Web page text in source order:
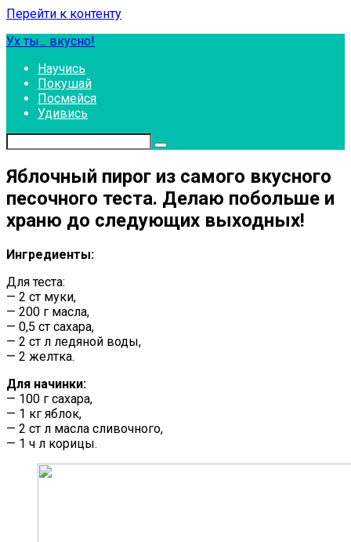
Перейти к контенту
Ух ты... вкусно!
Научись
Покушай
Посмейся
Удивись
Яблочный пирог из самого вкусного
песочного теста. Делаю побольше и
храню до следующих выходных!
Ингредиенты:
Для теста:
— 2 ст муки,
— 200 г масла,
— 0,5 ст сахара,
— 2 ст л ледяной воды,
— 2 желтка.
Для начинки:
— 100 г сахара,
— 1 кг яблок,
— 2 ст л масла сливочного,
— 1 ч л корицы.